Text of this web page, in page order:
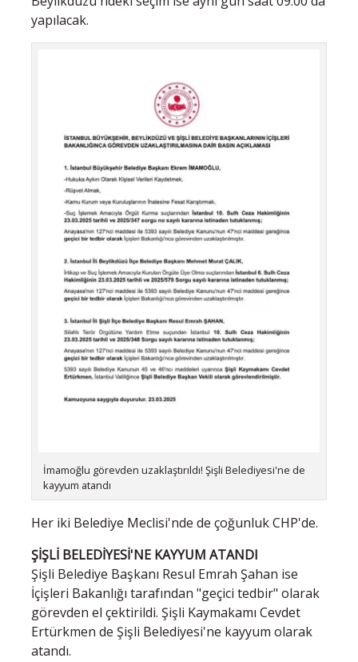
yapılacak.
İmamoğlu görevden uzaklaştırıldı! Şişli Belediyesi'ne de
kayyum atandı
Her iki Belediye Meclisi'nde de çoğunluk CHP'de.
ŞİŞLİ BELEDİYESİ'NE KAYYUM ATANDI
Şişli Belediye Başkanı Resul Emrah Şahan ise
İçişleri Bakanlığı tarafından "geçici tedbir" olarak
görevden el çektirildi. Şişli Kaymakamı Cevdet
Ertürkmen de Şişli Belediyesi'ne kayyum olarak
atandı.